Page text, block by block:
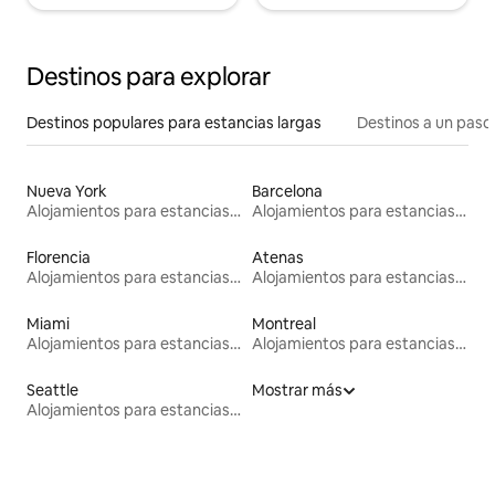
Destinos para explorar
Destinos populares para estancias largas Destinos a un
Nueva York
Alojamientos para estancias largas
Barcelona
Alojamientos para estancias largas
Florencia
Alojamientos para estancias largas
Atenas
Alojamientos para estancias largas
Miami
Alojamientos para estancias largas
Montreal
Alojamientos para estancias largas
Seattle
Alojamientos para estancias largas
Mostrar más